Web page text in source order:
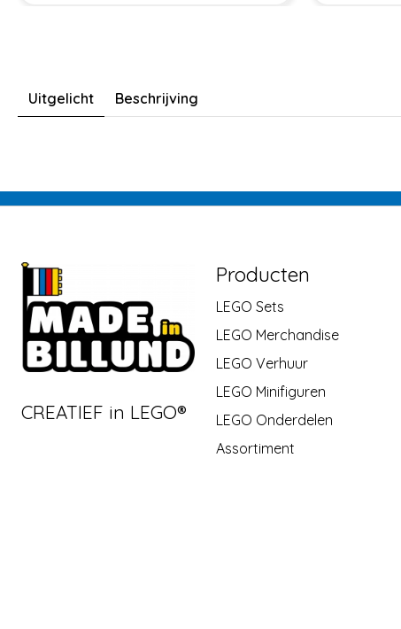
Uitgelicht Beschrijving
CREATIEF in LEGO®
Producten
LEGO Sets
LEGO Merchandise
LEGO Verhuur
LEGO Minifiguren
LEGO Onderdelen
Assortiment